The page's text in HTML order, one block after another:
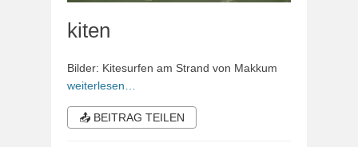
kiten
Bilder: Kitesurfen am Strand von Makkum
weiterlesen…
📤 BEITRAG TEILEN